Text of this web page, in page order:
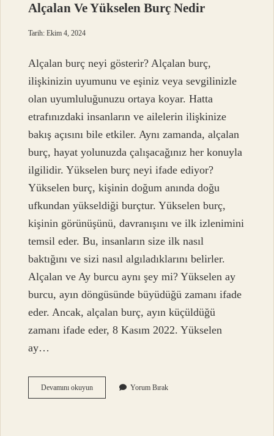
Alçalan Ve Yükselen Burç Nedir
Tarih: Ekim 4, 2024
Alçalan burç neyi gösterir? Alçalan burç,
ilişkinizin uyumunu ve eşiniz veya sevgilinizle
olan uyumluluğunuzu ortaya koyar. Hatta
etrafınızdaki insanların ve ailelerin ilişkinize
bakış açısını bile etkiler. Aynı zamanda, alçalan
burç, hayat yolunuzda çalışacağınız her konuyla
ilgilidir. Yükselen burç neyi ifade ediyor?
Yükselen burç, kişinin doğum anında doğu
ufkundan yükseldiği burçtur. Yükselen burç,
kişinin görünüşünü, davranışını ve ilk izlenimini
temsil eder. Bu, insanların size ilk nasıl
baktığını ve sizi nasıl algıladıklarını belirler.
Alçalan ve Ay burcu aynı şey mi? Yükselen ay
burcu, ayın döngüsünde büyüdüğü zamanı ifade
eder. Ancak, alçalan burç, ayın küçüldüğü
zamanı ifade eder, 8 Kasım 2022. Yükselen
ay…
Devamını okuyunAlçalan
Ve
Yorum Bırak